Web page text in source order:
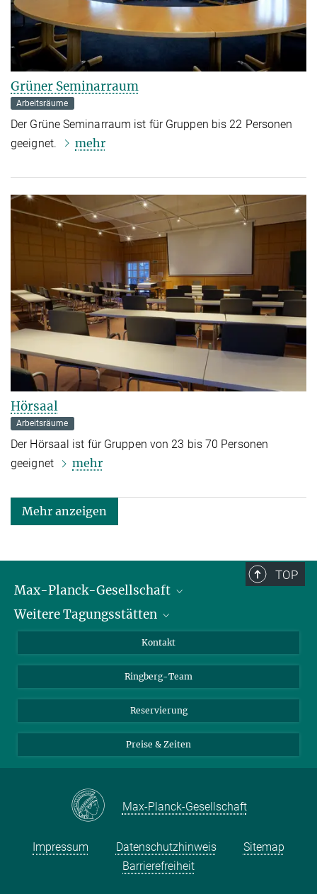
Grüner Seminarraum
Arbeitsräume
Der Grüne Seminarraum ist für Gruppen bis 22 Personen
geeignet.
mehr
Hörsaal
Arbeitsräume
Der Hörsaal ist für Gruppen von 23 bis 70 Personen
geeignet
mehr
Mehr anzeigen
TOP
Max-Planck-Gesellschaft
Karriere bei der MPG
Weitere Tagungsstätten
Max-Planck-Haus Tübingen
Max-Planck-Haus Heidelberg
Kontakt
Ringberg-Team
Reservierung
Preise & Zeiten
Max-Planck-Gesellschaft
Impressum Datenschutzhinweis
Sitemap
Barrierefreiheit